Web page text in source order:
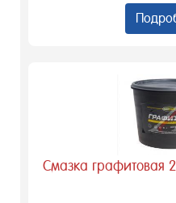
Смазка графитовая